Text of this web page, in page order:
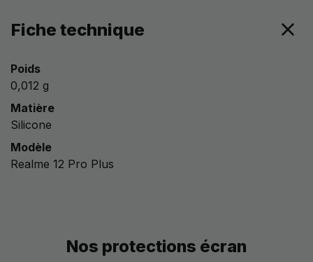
Fiche technique
Poids
0,012 g
Matière
Silicone
Modèle
Realme 12 Pro Plus
Nos protections écran